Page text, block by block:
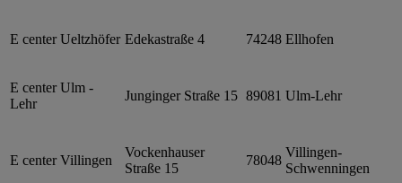
E center Ueltzhöfer Edekastraße 4 74248 Ellhofen
E center Ulm -
Lehr
Junginger Straße 15 89081 Ulm-Lehr
E center Villingen
Vockenhauser
Straße 15
78048
Villingen-
Schwenningen